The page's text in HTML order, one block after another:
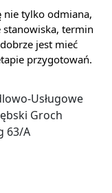
nie tylko odmiana,
termin
jest mieć
przygotowań.
Usługowe
Groch
63/A